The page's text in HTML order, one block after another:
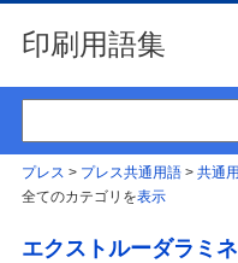
印刷用語集
プレス > プレス共通用語> 共通
全てのカテゴリを表示
エクストルーダラミ